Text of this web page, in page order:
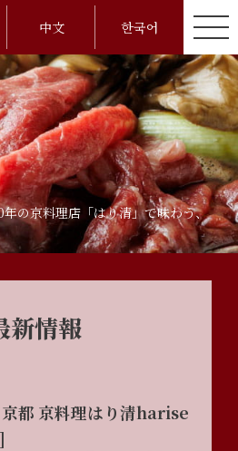
中文 한국어
の京料理店「はり清」で味わう、
新情報
都 京料理はり清harise